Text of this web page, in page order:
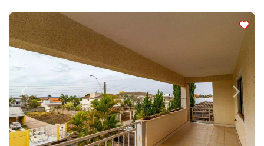
arrow_back_iosPrevious arrow_forward_ios
Next